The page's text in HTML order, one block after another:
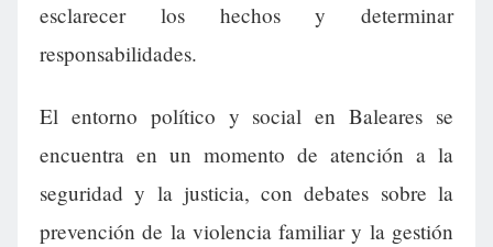
esclarecer los hechos y determinar
responsabilidades.
El entorno político y social en Baleares se
encuentra en un momento de atención a la
seguridad y la justicia, con debates sobre la
prevención de la violencia familiar y la gestión